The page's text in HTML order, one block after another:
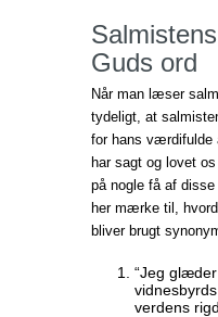
Guds ord
Når man læser
tydeligt, at
for hans værdifulde
har sagt og lovet
på nogle få af
her mærke til,
bliver brugt
“Jeg
verdens